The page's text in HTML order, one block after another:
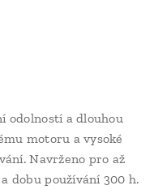
odolností a dlouhou
motoru a vysoké
Navrženo pro až
dobu používání 300 h.